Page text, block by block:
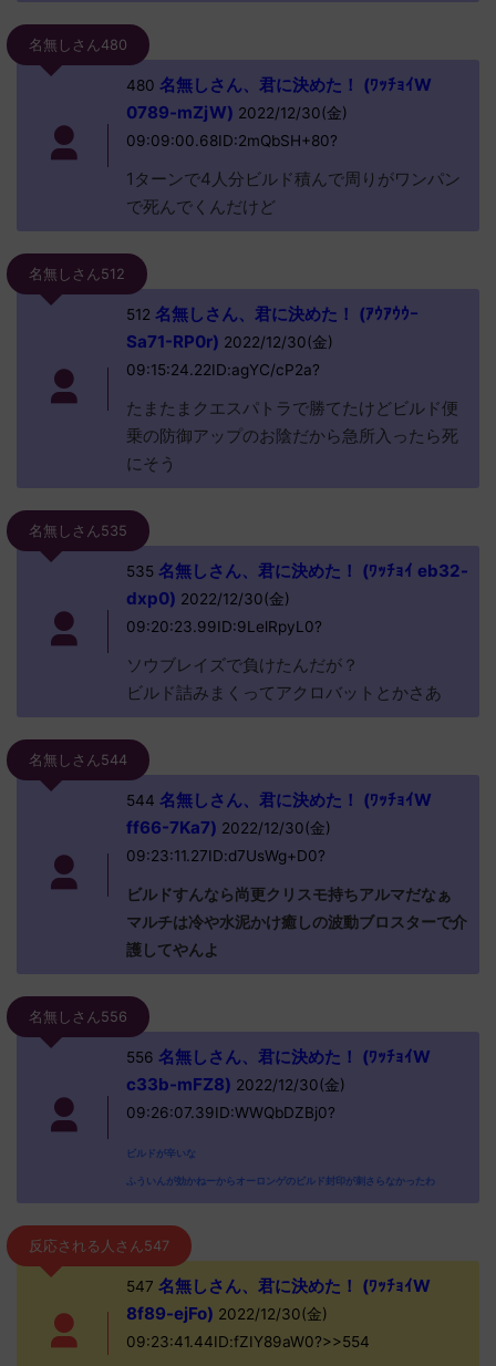
名無しさん480
480 名無しさん、君に決めた！ (ﾜｯﾁｮｲW
0789-mZjW) 2022/12/30(金)
09:09:00.68ID:2mQbSH+80?
1ターンで4人分ビルド積んで周りがワンパン
で死んでくんだけど
名無しさん512
512 名無しさん、君に決めた！ (ｱｳｱｳｳｰ
Sa71-RP0r) 2022/12/30(金)
09:15:24.22ID:agYC/cP2a?
たまたまクエスパトラで勝てたけどビルド便
乗の防御アップのお陰だから急所入ったら死
にそう
名無しさん535
535名無しさん、君に決めた！ (ﾜｯﾁｮｲ eb32-
dxp0) 2022/12/30(金)
09:20:23.99ID:9LelRpyL0?
ソウブレイズで負けたんだが？
ビルド詰みまくってアクロバットとかさあ
名無しさん544
544 名無しさん、君に決めた！ (ﾜｯﾁｮｲW
ff66-7Ka7) 2022/12/30(金)
09:23:11.27ID:d7UsWg+D0?
ビルドすんなら尚更クリスモ持ちアルマだなぁ
マルチは冷や水泥かけ癒しの波動ブロスターで介
護してやんよ
名無しさん556
556 名無しさん、君に決めた！ (ﾜｯﾁｮｲW
c33b-mFZ8) 2022/12/30(金)
09:26:07.39ID:WWQbDZBj0?
ビルドが辛いな
ふういんが効かねーからオーロンゲのビルド封印が刺さらなかったわ
反応される人さん547
547 名無しさん、君に決めた！ (ﾜｯﾁｮｲW
8f89-ejFo) 2022/12/30(金)
09:23:41.44ID:fZIY89aW0?>>554